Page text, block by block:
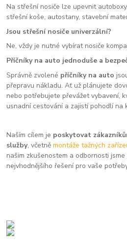
Na střešní nosiče lze upevnit
střešní koše, autostany, stavební
Jsou střešní nosiče univerzální?
Ne, vždy je nutné vybírat nosiče
Příčníky na auto jednoduše a
Správně zvolené příčníky na auto
přepravu nákladu. Ať už plánujete
nebo potřebujete převážet vybavení,
usnadní cestování a zajistí pohodlí na
Naším cílem je poskytovat
služby, včetněmontáže tažných
našim zkušenostem a odbornosti
nejvhodnějšího řešení pro vaše